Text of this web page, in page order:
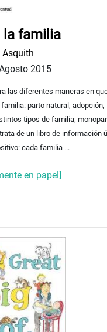
la familia
Asquith
2015
las diferentes maneras en
parto natural,
tipos de familia;
de un libro de información
cada familia ...
en papel]